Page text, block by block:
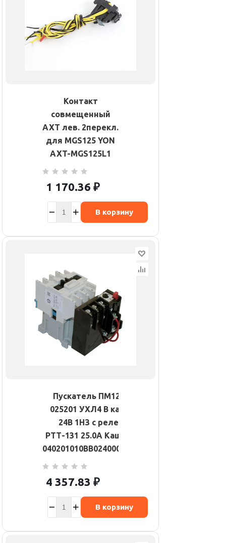
Контакт
совмещенный
AXT лев. 2перекл.
для MGS125 YON
AXT-MGS125L1
1 170.36 ₽
В корзину
Пускатель ПМ12-
025201 УХЛ4 В кат.
24В 1НЗ с реле
РТТ-131 25.0А Кашин
040201010ВВ024000810
4 357.83 ₽
В корзину